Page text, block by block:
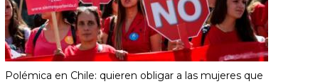
Polémica en Chile: quieren obligar a las mujeres que